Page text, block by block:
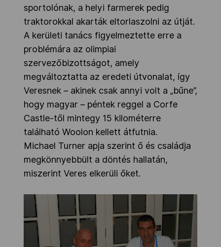
sportolónak, a helyi farmerek pedig
traktorokkal akarták eltorlaszolni az útját.
A kerületi tanács figyelmeztette erre a
problémára az olimpiai
szervezőbizottságot, amely
megváltoztatta az eredeti útvonalat, így
Veresnek – akinek csak annyi volt a „bűne”,
hogy magyar – péntek reggel a Corfe
Castle-től mintegy 15 kilométerre
található Woolon kellett átfutnia.
Michael Turner apja szerint ő és családja
megkönnyebbült a döntés hallatán,
miszerint Veres elkerüli őket.